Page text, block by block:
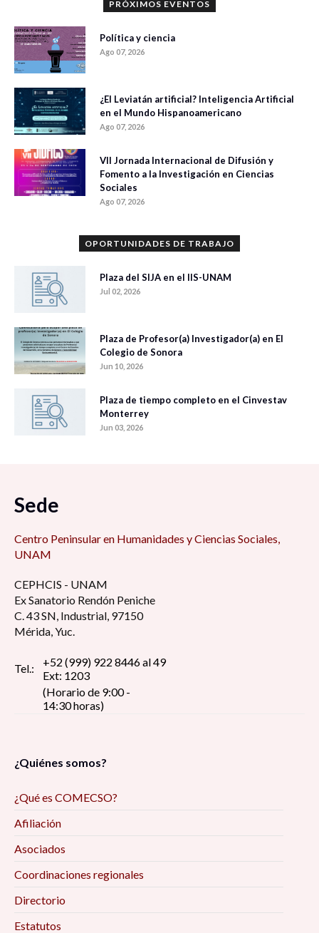
PRÓXIMOS EVENTOS
Política y ciencia
Ago 07, 2026
¿El Leviatán artificial? Inteligencia Artificial
en el Mundo Hispanoamericano
Ago 07, 2026
VII Jornada Internacional de Difusión y
Fomento a la Investigación en Ciencias
Sociales
Ago 07, 2026
OPORTUNIDADES DE TRABAJO
Plaza del SIJA en el IIS-UNAM
Jul 02, 2026
Plaza de Profesor(a) Investigador(a) en El
Colegio de Sonora
Jun 10, 2026
Plaza de tiempo completo en el Cinvestav
Monterrey
Jun 03, 2026
Sede
Centro Peninsular en Humanidades y Ciencias Sociales,
UNAM
CEPHCIS - UNAM
Ex Sanatorio Rendón Peniche
C. 43 SN, Industrial, 97150
Mérida, Yuc.
Tel.:
+52 (999) 922 8446 al 49
Ext: 1203
(Horario de 9:00 -
14:30 horas)
¿Quiénes somos?
¿Qué es COMECSO?
Afiliación
Asociados
Coordinaciones regionales
Directorio
Estatutos